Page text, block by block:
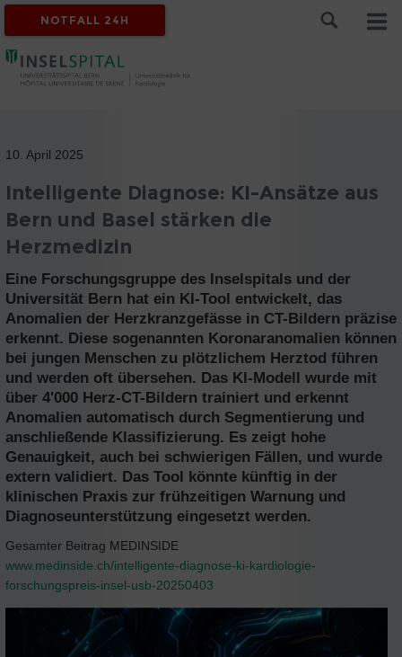
NOTFALL 24H
10. April 2025
Intelligente Diagnose: KI-Ansätze aus
Bern und Basel stärken die
Herzmedizin
Eine Forschungsgruppe des Inselspitals und der
Universität Bern hat ein KI-Tool entwickelt, das
Anomalien der Herzkranzgefässe in CT-Bildern präzise
erkennt. Diese sogenannten Koronaranomalien können
bei jungen Menschen zu plötzlichem Herztod führen
und werden oft übersehen. Das KI-Modell wurde mit
über 4'000 Herz-CT-Bildern trainiert und erkennt
Anomalien automatisch durch Segmentierung und
anschließende Klassifizierung. Es zeigt hohe
Genauigkeit, auch bei schwierigen Fällen, und wurde
extern validiert. Das Tool könnte künftig in der
klinischen Praxis zur frühzeitigen Warnung und
Diagnoseunterstützung eingesetzt werden.
Gesamter Beitrag MEDINSIDE
www.medinside.ch/intelligente-diagnose-ki-kardiologie-
forschungspreis-insel-usb-20250403